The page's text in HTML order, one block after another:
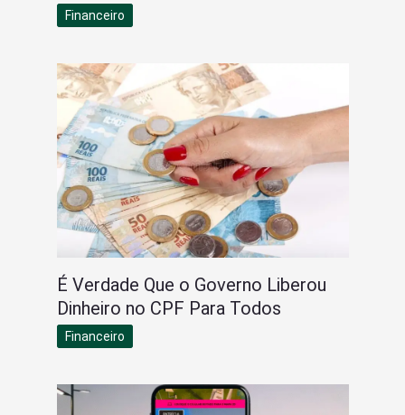
Financeiro
É Verdade Que o Governo Liberou
Dinheiro no CPF Para Todos
Financeiro